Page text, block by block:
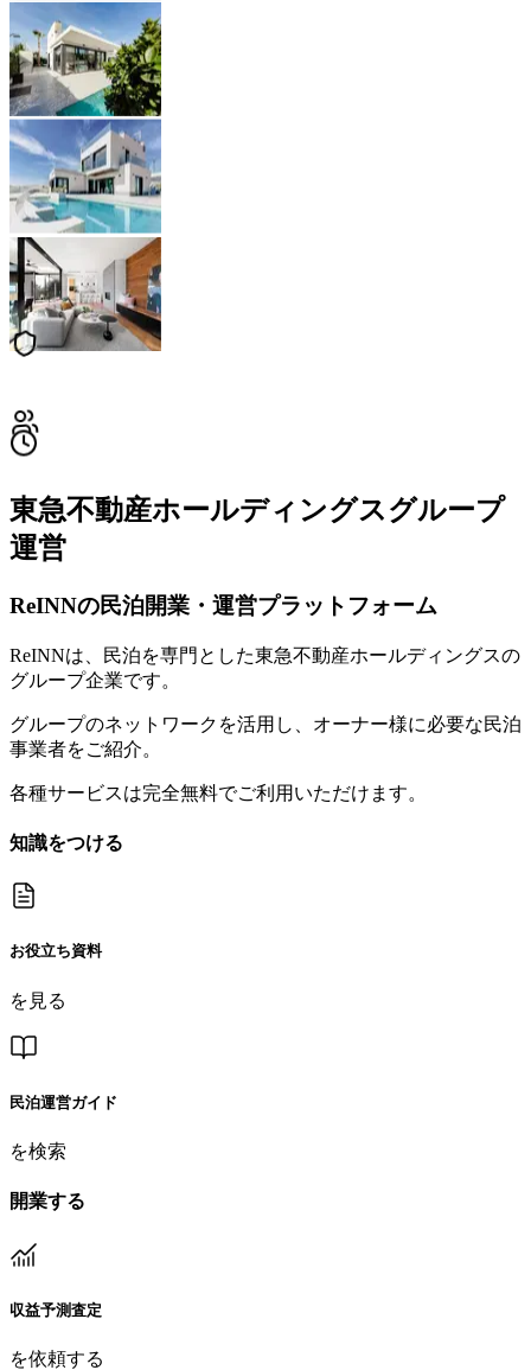
東急不動産ホールディングスグループ
運営
ReINNの民泊開業・運営プラットフォーム
ReINNは、民泊を専門とした東急不動産ホールディングスの
グループ企業です。
グループのネットワークを活用し、オーナー様に必要な民泊
事業者をご紹介。
各種サービスは完全無料でご利用いただけます。
知識をつける
お役立ち資料
を見る
民泊運営ガイド
を検索
開業する
収益予測査定
を依頼する